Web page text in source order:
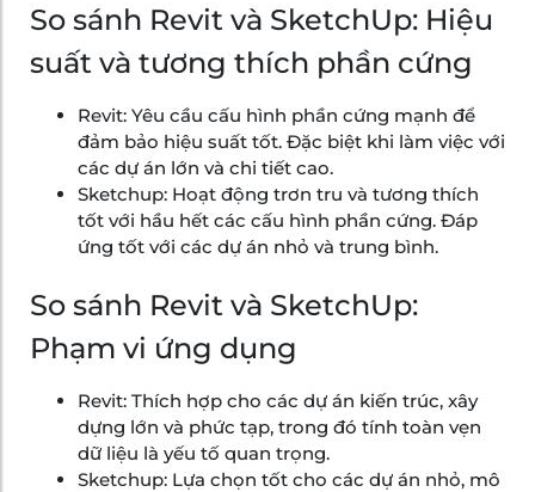
So sánh Revit và SketchUp: Hiệu
suất và tương thích phần cứng
Revit: Yêu cầu cấu hình phần cứng mạnh để
đảm bảo hiệu suất tốt. Đặc biệt khi làm việc với
các dự án lớn và chi tiết cao.
Sketchup: Hoạt động trơn tru và tương thích
tốt với hầu hết các cấu hình phần cứng. Đáp
ứng tốt với các dự án nhỏ và trung bình.
So sánh Revit và SketchUp:
Phạm vi ứng dụng
Revit: Thích hợp cho các dự án kiến trúc, xây
dựng lớn và phức tạp, trong đó tính toàn vẹn
dữ liệu là yếu tố quan trọng.
Sketchup: Lựa chọn tốt cho các dự án nhỏ, mô